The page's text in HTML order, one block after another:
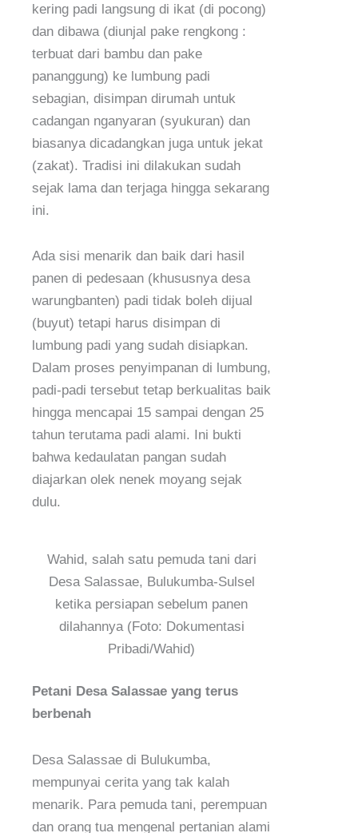
kering padi langsung di ikat (di pocong)
dan dibawa (diunjal pake rengkong :
terbuat dari bambu dan pake
pananggung) ke lumbung padi
sebagian, disimpan dirumah untuk
cadangan nganyaran (syukuran) dan
biasanya dicadangkan juga untuk jekat
(zakat). Tradisi ini dilakukan sudah
sejak lama dan terjaga hingga sekarang
ini.
Ada sisi menarik dan baik dari hasil
panen di pedesaan (khususnya desa
warungbanten) padi tidak boleh dijual
(buyut) tetapi harus disimpan di
lumbung padi yang sudah disiapkan.
Dalam proses penyimpanan di lumbung,
padi-padi tersebut tetap berkualitas baik
hingga mencapai 15 sampai dengan 25
tahun terutama padi alami. Ini bukti
bahwa kedaulatan pangan sudah
diajarkan olek nenek moyang sejak
dulu.
Wahid, salah satu pemuda tani dari
Desa Salassae, Bulukumba-Sulsel
ketika persiapan sebelum panen
dilahannya (Foto: Dokumentasi
Pribadi/Wahid)
Petani Desa Salassae yang terus
berbenah
Desa Salassae di Bulukumba,
mempunyai cerita yang tak kalah
menarik. Para pemuda tani, perempuan
dan orang tua mengenal pertanian alami